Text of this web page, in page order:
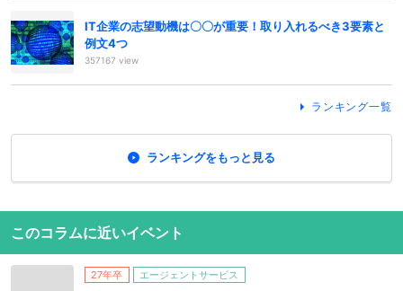
IT企業の志望動機は〇〇が重要！取り入れるべき3要素と
例文4つ
357167 view
ランキング一覧
ランキングをもっと見る
このコラムに近いイベント
27年卒 エージェントサービス